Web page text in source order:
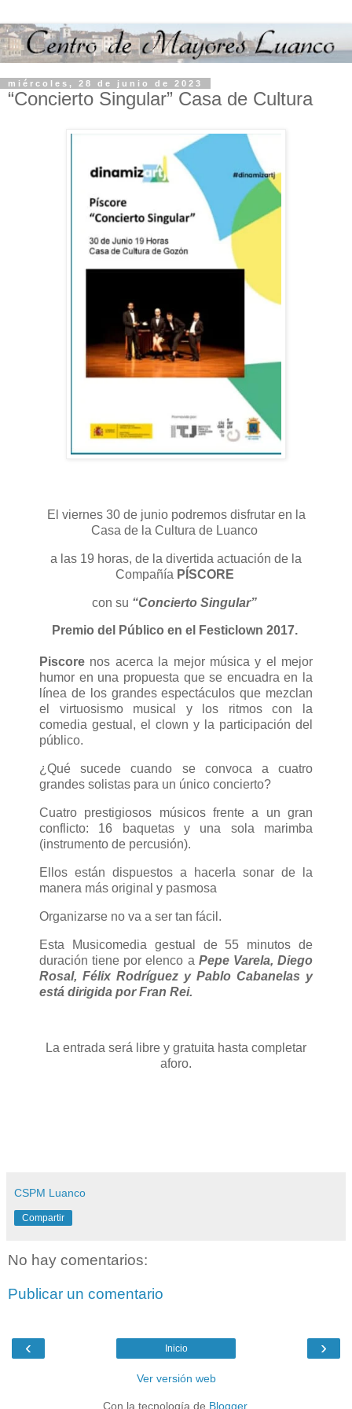
miércoles, 28 de junio de 2023
“Concierto Singular” Casa de Cultura
El viernes 30 de junio podremos disfrutar en la
Casa de la Cultura de Luanco
a las 19 horas, de la divertida actuación de la
Compañía PÍSCORE
con su “Concierto Singular”
Premio del Público en el Festiclown 2017.
Piscore nos acerca la mejor música y el mejor
humor en una propuesta que se encuadra en la
línea de los grandes espectáculos que mezclan
el virtuosismo musical y los ritmos con la
comedia gestual, el clown y la participación del
público.
¿Qué sucede cuando se convoca a cuatro
grandes solistas para un único concierto?
Cuatro prestigiosos músicos frente a un gran
conflicto: 16 baquetas y una sola marimba
(instrumento de percusión).
Ellos están dispuestos a hacerla sonar de la
manera más original y pasmosa
Organizarse no va a ser tan fácil.
Esta Musicomedia gestual de 55 minutos de
duración tiene por elenco a Pepe Varela, Diego
Rosal, Félix Rodríguez y Pablo Cabanelas y
está dirigida por Fran Rei.
La entrada será libre y gratuita hasta completar
aforo.
CSPM Luanco
Compartir
No hay comentarios:
Publicar un comentario
‹ ›
Inicio
Ver versión web
Con la tecnología de Blogger.